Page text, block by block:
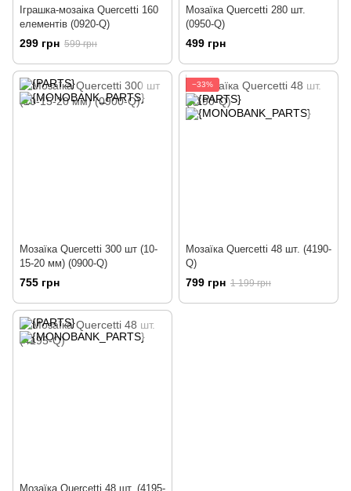
Іграшка-мозаіка Quercetti 160
елементів (0920-Q)
299 грн 599 грн
Мозаїка Quercetti 280 шт.
(0950-Q)
499 грн
Мозаїка Quercetti 300 шт (10-
15-20 мм) (0900-Q)
755 грн
−33%
Мозаїка Quercetti 48 шт. (4190-
Q)
799 грн 1 199 грн
Мозаїка Quercetti 48 шт. (4195-